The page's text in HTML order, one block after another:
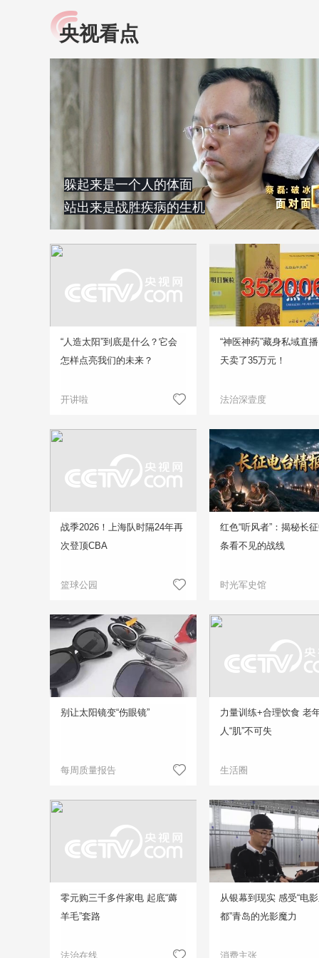
小央视频
央视网原创视频子品牌，
角，有趣、有料、有故事
提高全民健康素养水
助力“健康中国2030”
略。央视网《全民健
康》，向所有人分享
知识！
央视看点
躲起来是一个人的体面
站出来是战胜疾病的生机
“人造太阳”到底是什么？它会
怎样点亮我们的未来？
开讲啦
“神医神药”藏身私域直
天卖了35万元！
法治深壹度
战季2026！上海队时隔24年再
次登顶CBA
篮球公园
红色“听风者”：揭秘长
条看不见的战线
时光军史馆
别让太阳镜变“伤眼镜”
每周质量报告
力量训练+合理饮食 老
人“肌”不可失
生活圈
零元购三千多件家电 起底“薅
羊毛”套路
法治在线
从银幕到现实 感受“电
都”青岛的光影魔力
消费主张